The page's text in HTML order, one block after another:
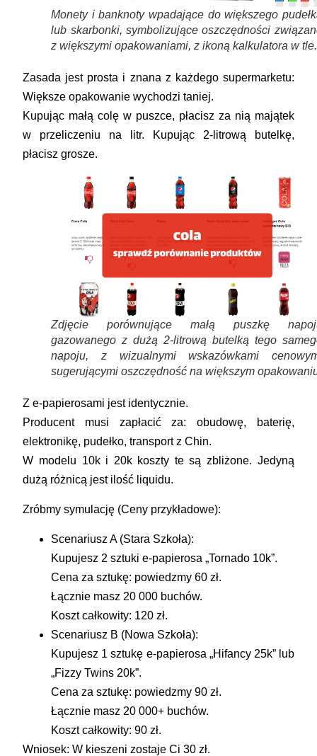
Monety i banknoty wpadające do większego
lub skarbonki, symbolizujące oszczędności
z większymi opakowaniami, z ikoną kalkulatora w tle.
Zasada jest prosta i znana z każdego supermarketu:
Większe opakowanie wychodzi taniej.
Kupując małą colę w puszce, płacisz za nią majątek
w przeliczeniu na litr. Kupując 2-litrową butelkę,
płacisz grosze.
Zdjęcie porównujące małą puszkę
gazowanego z dużą 2-litrową butelką tego
napoju, z wizualnymi wskazówkami
sugerującymi oszczędność na większym
Z e-papierosami jest identycznie.
Producent musi zapłacić za: obudowę, baterię,
elektronikę, pudełko, transport z Chin.
W modelu 10k i 20k koszty te są zbliżone. Jedyną
dużą różnicą jest ilość liquidu.
Zróbmy symulację (Ceny przykładowe):
Scenariusz A (Stara Szkoła):
Kupujesz 2 sztuki e-papierosa „Tornado 10k”.
Cena za sztukę: powiedzmy 60 zł.
Łącznie masz 20 000 buchów.
Koszt całkowity: 120 zł.
Scenariusz B (Nowa Szkoła):
Kupujesz 1 sztukę e-papierosa „Hifancy 25k” lub
„Fizzy Twins 20k”.
Cena za sztukę: powiedzmy 90 zł.
Łącznie masz 20 000+ buchów.
Koszt całkowity: 90 zł.
Wniosek: W kieszeni zostaje Ci 30 zł.